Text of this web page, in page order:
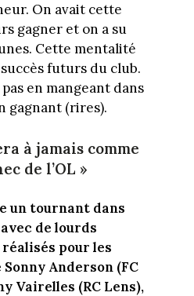
On avait cette
gagner et on a su
Cette mentalité
succès futurs du club.
en mangeant dans
gagnant (rires).
à jamais comme
de l’OL »
un tournant dans
de lourds
pour les
Anderson (FC
Vairelles (RC Lens),